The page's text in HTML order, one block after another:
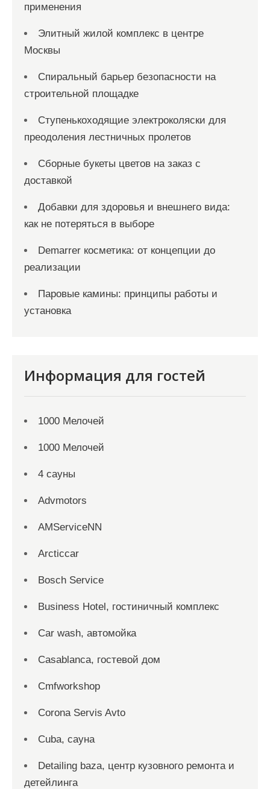
применения
Элитный жилой комплекс в центре
Москвы
Спиральный барьер безопасности на
строительной площадке
Ступенькоходящие электроколяски для
преодоления лестничных пролетов
Сборные букеты цветов на заказ с
доставкой
Добавки для здоровья и внешнего вида:
как не потеряться в выборе
Demarrer косметика: от концепции до
реализации
Паровые камины: принципы работы и
установка
Информация для гостей
1000 Мелочей
1000 Мелочей
4 сауны
Advmotors
AMServiceNN
Arcticcar
Bosch Service
Business Hotel, гостиничный комплекс
Car wash, автомойка
Casablanca, гостевой дом
Cmfworkshop
Corona Servis Avto
Cuba, сауна
Detailing baza, центр кузовного ремонта и
детейлинга